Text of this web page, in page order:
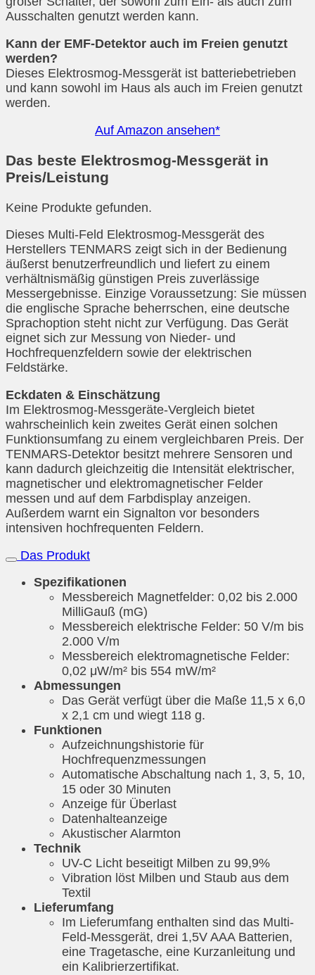
Ausschalten genutzt werden kann.
Kann der EMF-Detektor auch im Freien genutzt
werden?
Dieses Elektrosmog-Messgerät ist batteriebetrieben
und kann sowohl im Haus als auch im Freien genutzt
werden.
Auf Amazon ansehen*
Das beste Elektrosmog-Messgerät in
Preis/Leistung
Keine Produkte gefunden.
Dieses Multi-Feld Elektrosmog-Messgerät des
Herstellers TENMARS zeigt sich in der Bedienung
äußerst benutzerfreundlich und liefert zu einem
verhältnismäßig günstigen Preis zuverlässige
Messergebnisse. Einzige Voraussetzung: Sie müssen
die englische Sprache beherrschen, eine deutsche
Sprachoption steht nicht zur Verfügung. Das Gerät
eignet sich zur Messung von Nieder- und
Hochfrequenzfeldern sowie der elektrischen
Feldstärke.
Eckdaten & Einschätzung
Im Elektrosmog-Messgeräte-Vergleich bietet
wahrscheinlich kein zweites Gerät einen solchen
Funktionsumfang zu einem vergleichbaren Preis. Der
TENMARS-Detektor besitzt mehrere Sensoren und
kann dadurch gleichzeitig die Intensität elektrischer,
magnetischer und elektromagnetischer Felder
messen und auf dem Farbdisplay anzeigen.
Außerdem warnt ein Signalton vor besonders
intensiven hochfrequenten Feldern.
Das Produkt
Spezifikationen
Messbereich Magnetfelder: 0,02 bis 2.000
MilliGauß (mG)
Messbereich elektrische Felder: 50 V/m bis
2.000 V/m
Messbereich elektromagnetische Felder:
0,02 μW/m² bis 554 mW/m²
Abmessungen
Das Gerät verfügt über die Maße 11,5 x 6,0
x 2,1 cm und wiegt 118 g.
Funktionen
Aufzeichnungshistorie für
Hochfrequenzmessungen
Automatische Abschaltung nach 1, 3, 5, 10,
15 oder 30 Minuten
Anzeige für Überlast
Datenhalteanzeige
Akustischer Alarmton
Technik
UV-C Licht beseitigt Milben zu 99,9%
Vibration löst Milben und Staub aus dem
Textil
Lieferumfang
Im Lieferumfang enthalten sind das Multi-
Feld-Messgerät, drei 1,5V AAA Batterien,
eine Tragetasche, eine Kurzanleitung und
ein Kalibrierzertifikat.